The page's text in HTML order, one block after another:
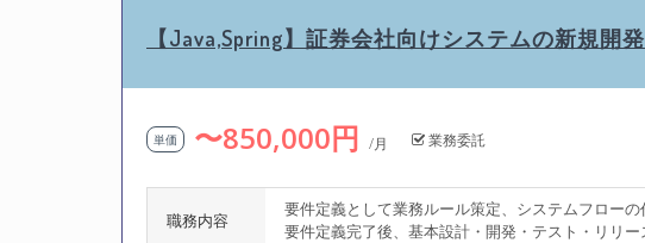
【Java,Spring】証券会社向けシステムの新規開発
単価 〜850,000円 /月 業務委託
職務内容
要件定義として業務ルール策定、システムフロー
要件定義完了後、基本設計・開発・テスト・リリー